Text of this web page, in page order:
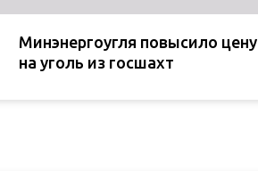
Минэнергоугля повысило цену
на уголь из госшахт